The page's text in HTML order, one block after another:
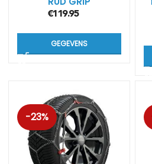
€119.95
GEGEVENS
-23%